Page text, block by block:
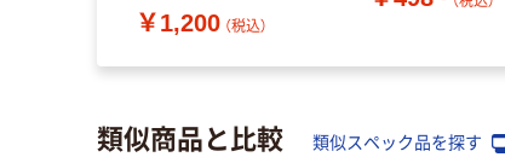
￥1,200 （税込）
類似商品と比較 類似スペック品を探す